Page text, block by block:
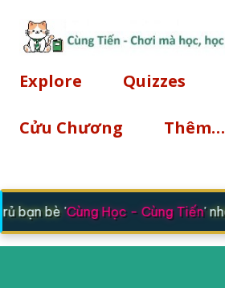
Explore Quizzes
Cửu Chương Thêm…
bạn bè 'Cùng Học - Cùng Tiến'